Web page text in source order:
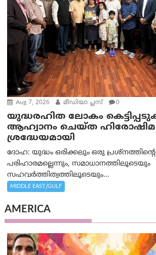
Aug 7, 2026 മീഡിയാ പ്ലസ് 0
യുദ്ധരഹിത ലോകം
ആഹ്വാനം ചെയ്ത ഹിരോഷിമ
ശ്രദ്ധേയമായി
ദോഹ: യുദ്ധം ഒരിക്കലും ഒരു
പരിഹാരമല്ലെന്നും, സമാധാനത്തിലൂടെയും
സഹവര്‍ത്തിത്വത്തിലൂടെയും...
MIDDLE EAST/GULF
AMERICA